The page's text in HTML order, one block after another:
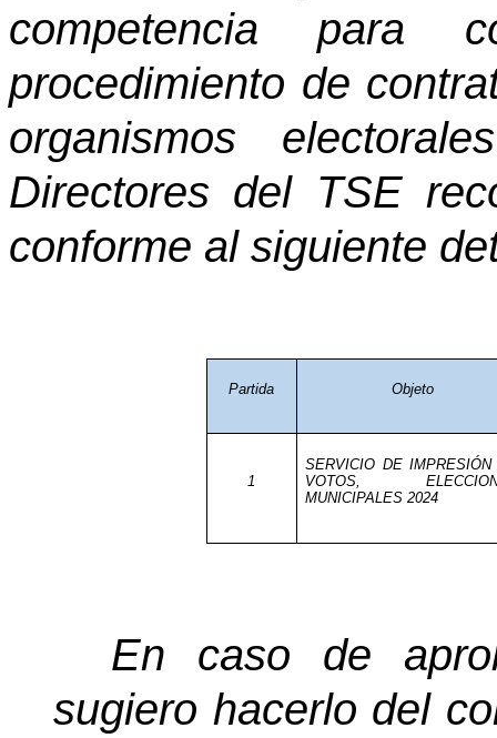
competencia para
procedimiento de
organismos
Directores del TSE
conforme al siguiente
Partida Objeto
1
SERVICIO DE IMPRESIÓN
VOTOS,
MUNICIPALES 2024
En caso de
sugiero hacerlo del